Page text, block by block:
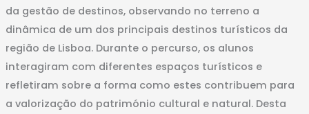
da gestão de destinos, observando no terreno a
dinâmica de um dos principais destinos turísticos da
região de Lisboa. Durante o percurso, os alunos
interagiram com diferentes espaços turísticos e
refletiram sobre a forma como estes contribuem para
a valorização do património cultural e natural. Desta